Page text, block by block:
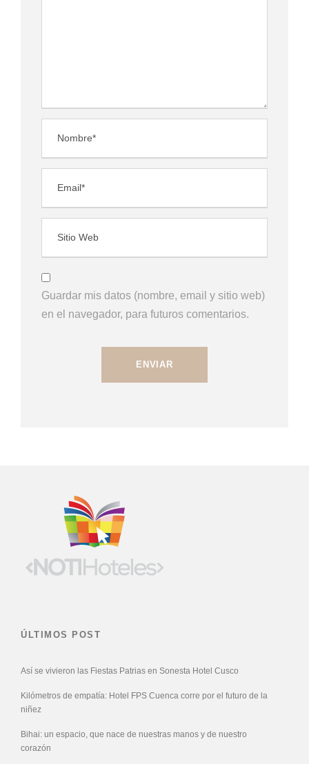
Guardar mis datos (nombre, email y sitio web)
en el navegador, para futuros comentarios.
ÚLTIMOS POST
Así se vivieron las Fiestas Patrias en Sonesta Hotel Cusco
Kilómetros de empatía: Hotel FPS Cuenca corre por el futuro de la
niñez
Bihai: un espacio, que nace de nuestras manos y de nuestro
corazón